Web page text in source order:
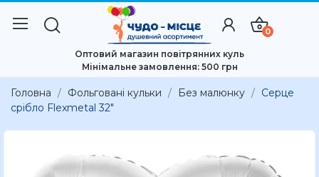
0
Оптовий магазин повітрянних куль
Мінімальне замовлення: 500 грн
Головна Фольговані кульки Без малюнку
Серце
срібло Flexmetal 32"